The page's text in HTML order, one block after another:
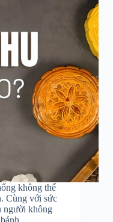
không thể
Cùng với sức
người không